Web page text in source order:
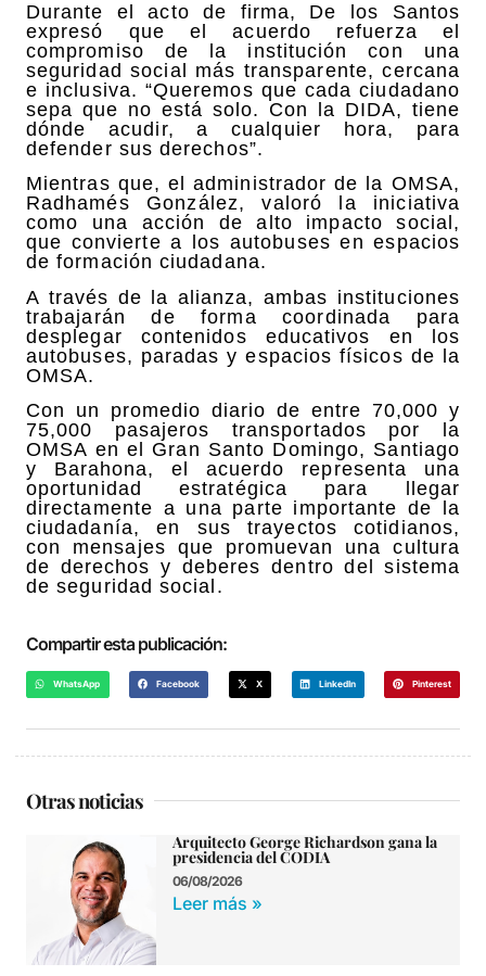
Durante el acto de firma, De los Santos
expresó que el acuerdo refuerza el
compromiso de la institución con una
seguridad social más transparente, cercana
e inclusiva. “Queremos que cada ciudadano
sepa que no está solo. Con la DIDA, tiene
dónde acudir, a cualquier hora, para
defender sus derechos”.
Mientras que, el administrador de la OMSA,
Radhamés González, valoró la iniciativa
como una acción de alto impacto social,
que convierte a los autobuses en espacios
de formación ciudadana.
A través de la alianza, ambas instituciones
trabajarán de forma coordinada para
desplegar contenidos educativos en los
autobuses, paradas y espacios físicos de la
OMSA.
Con un promedio diario de entre 70,000 y
75,000 pasajeros transportados por la
OMSA en el Gran Santo Domingo, Santiago
y Barahona, el acuerdo representa una
oportunidad estratégica para llegar
directamente a una parte importante de la
ciudadanía, en sus trayectos cotidianos,
con mensajes que promuevan una cultura
de derechos y deberes dentro del sistema
de seguridad social.
Compartir esta publicación:
WhatsApp Facebook X LinkedIn Pinterest
Otras noticias
Arquitecto George Richardson gana la
presidencia del CODIA
06/08/2026
Leer más »